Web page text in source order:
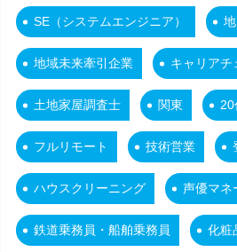
SE（システムエンジニア）
地域未来牽引企業 キャリアチ
土地家屋調査士 関東
フルリモート 技術営業
ハウスクリーニング 声優マネ
鉄道乗務員・船舶乗務員 化粧